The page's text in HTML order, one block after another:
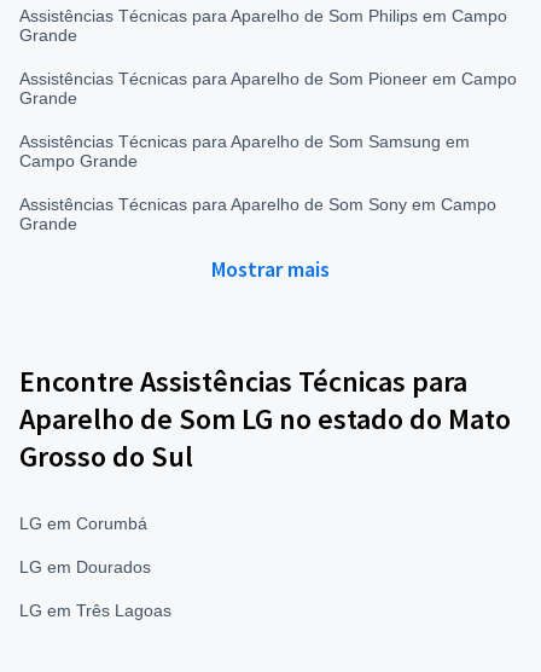
Assistências Técnicas para Aparelho de Som Philips em Campo
Grande
Assistências Técnicas para Aparelho de Som Pioneer em Campo
Grande
Assistências Técnicas para Aparelho de Som Samsung em
Campo Grande
Assistências Técnicas para Aparelho de Som Sony em Campo
Grande
Mostrar mais
Encontre Assistências Técnicas para
Aparelho de Som LG no estado do Mato
Grosso do Sul
LG em Corumbá
LG em Dourados
LG em Três Lagoas